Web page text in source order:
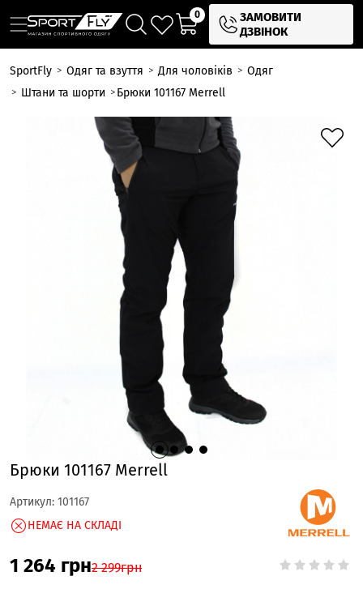
0
ЗАМОВИТИ
ДЗВІНОК
SportFly Одяг та взуття Для чоловіків
Одяг
Штани та шорти
Брюки 101167 Merrell
Брюки 101167 Merrell
Артикул: 101167
НЕМАЄ НА СКЛАДІ
1 264 грн2 299грн